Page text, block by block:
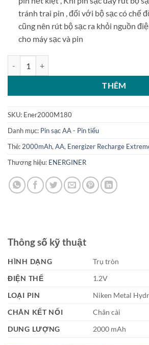
tránh trai pin , đối với bộ sạc có chế
cũng nên rút bộ sạc ra khỏi nguồn
cho máy sạc và pin
THÊM
SKU: Ener2000M180
Danh mục: Pin sạc AA - Pin tiểu
Thẻ:2000mAh,AA, Energizer Recharge
Thương hiệu: ENERGINER
Thông số kỹ thuật
HÌNH DẠNG
Trụ tròn
ĐIỆN THẾ
1.2V
LOẠI PIN
Niken Metal
CHÂN KẾT NỐI
Chân cài
DUNG LƯỢNG
2000 mAh